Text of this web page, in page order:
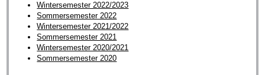
Wintersemester 2022/2023
Sommersemester 2022
Wintersemester 2021/2022
Sommersemester 2021
Wintersemester 2020/2021
Sommersemester 2020